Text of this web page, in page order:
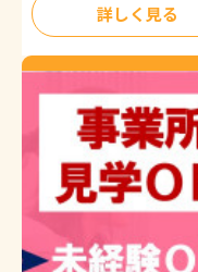
詳しく見る